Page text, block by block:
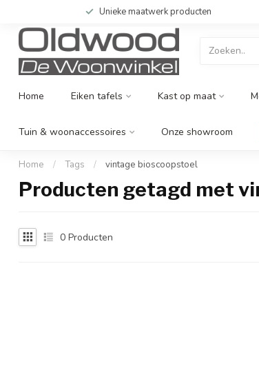
Unieke maatwerk producten
Home Eiken tafels Kast op maat
Tuin & woonaccessoires Onze showroom
Home / Tags / vintage bioscoopstoel
Producten getagd met
0 Producten